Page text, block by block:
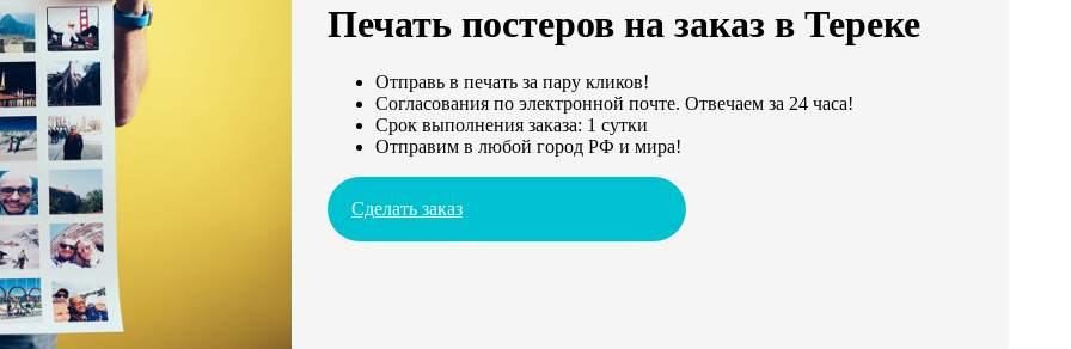
Печать постеров на заказ в Тереке
Отправь в печать за пару кликов!
Согласования по электронной почте. Отвечаем за 24 часа!
Срок выполнения заказа: 1 сутки
Отправим в любой город РФ и мира!
Сделать заказ